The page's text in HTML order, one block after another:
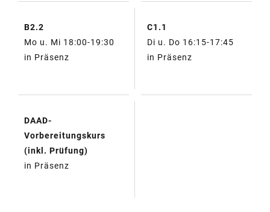
B2.2
Mo u. Mi 18:00-19:30
in Präsenz
C1.1
Di u. Do 16:15-17:45
in Präsenz
DAAD-
Vorbereitungskurs
(inkl. Prüfung)
in Präsenz